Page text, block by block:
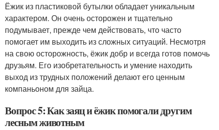
Ёжик из пластиковой бутылки обладает уникальным
характером. Он очень осторожен и тщательно
подумывает, прежде чем действовать, что часто
помогает им выходить из сложных ситуаций. Несмотря
на свою осторожность, ёжик добр и всегда готов помочь
друзьям. Его изобретательность и умение находить
выход из трудных положений делают его ценным
компаньоном для зайца.
Вопрос 5: Как заяц и ёжик помогали другим
лесным животным